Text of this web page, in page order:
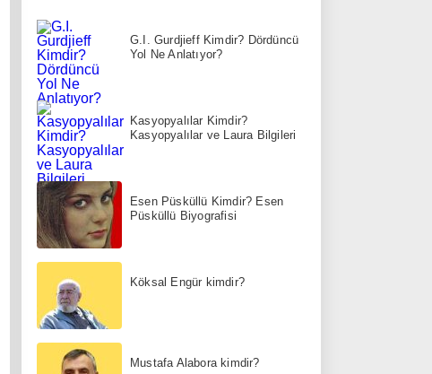
G.I. Gurdjieff Kimdir? Dördüncü
Yol Ne Anlatıyor?
Kasyopyalılar Kimdir?
Kasyopyalılar ve Laura Bilgileri
Esen Püsküllü Kimdir? Esen
Püsküllü Biyografisi
Köksal Engür kimdir?
Mustafa Alabora kimdir?